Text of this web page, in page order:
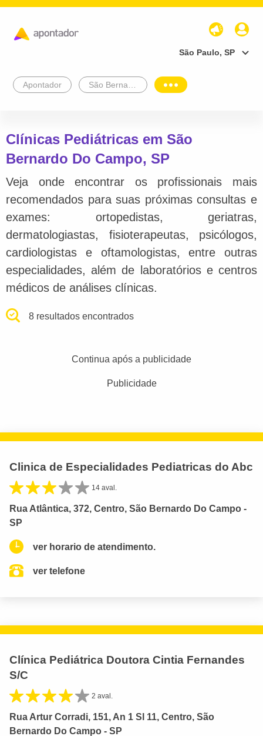
São Paulo, SP
Apontador
Clínicas Pediátricas em São
Bernardo Do Campo, SP
Veja onde encontrar os profissionais mais
recomendados para suas próximas consultas e
exames: ortopedistas, geriatras,
dermatologiastas, fisioterapeutas, psicólogos,
cardiologistas e oftamologistas, entre outras
especialidades, além de laboratórios e centros
médicos de análises clínicas.
8 resultados encontrados
Continua após a publicidade
Publicidade
Clinica de Especialidades Pediatricas do Abc
14 aval.
Rua Atlântica, 372, Centro, São Bernardo Do Campo -
SP
ver horario de atendimento.
ver telefone
Clínica Pediátrica Doutora Cintia Fernandes
S/C
2 aval.
Rua Artur Corradi, 151, An 1 Sl 11, Centro, São
Bernardo Do Campo - SP